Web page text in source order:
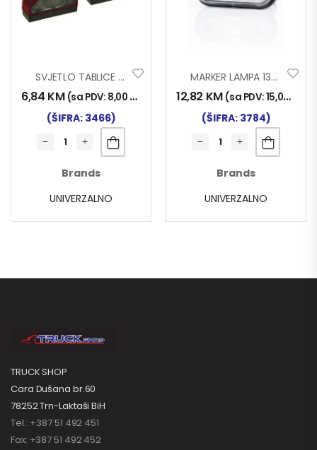
SVJETLO TABLICE 0064
6,84 KM (sa PDV: 8,00 KM
(ŠIFRA: 3466)
Brands
UNIVERZALNO
MARKER LAMPA 1301 LED BIJELI
12,82 KM (sa PDV:15,00
(ŠIFRA: 3784)
Brands
UNIVERZALNO
TRUCK SHOP
Cara Dušana br.60
78252 Trn-Laktaši BiH
Tel.: +387 51 492 451
Fax: +387 51 492 452